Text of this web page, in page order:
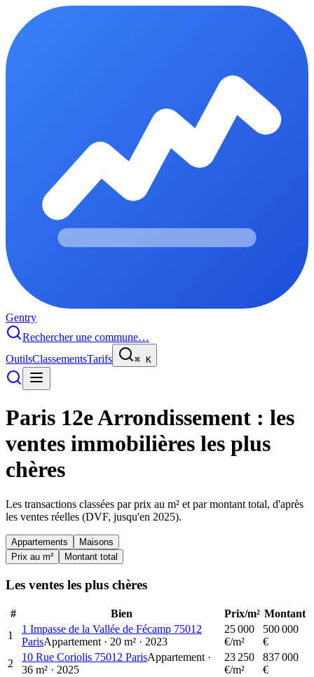
Gentry
Rechercher une commune…
OutilsClassementsTarifs ⌘ K
Paris 12e Arrondissement : les
ventes immobilières les plus
chères
Les transactions classées par prix au m² et par montant total, d'après
les ventes réelles (DVF, jusqu'en 2025).
Appartements
Maisons
Prix au m²
Montant total
Les ventes les plus chères
# Bien Prix/m² Montant
1
1 Impasse de la Vallée de Fécamp 75012
ParisAppartement · 20 m² · 2023
25 000
€/m²
500 000
€
2
10 Rue Coriolis 75012 ParisAppartement ·
36 m² · 2025
23 250
€/m²
837 000
€